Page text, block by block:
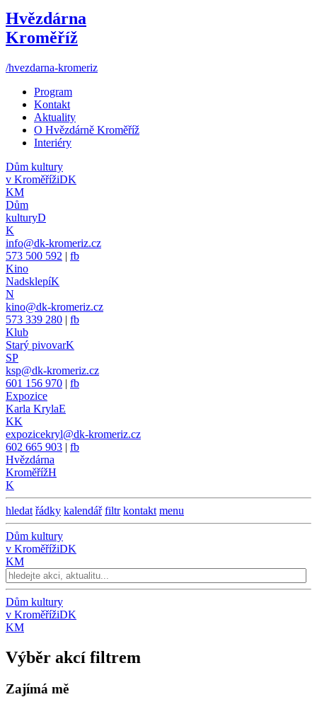
Hvězdárna
Kroměříž
/hvezdarna-kromeriz
Program
Kontakt
Aktuality
O Hvězdárně Kroměříž
Interiéry
Dům kultury
v KroměřížiDK
KM
Dům
kulturyD
K
info@dk-kromeriz.cz
573 500 592 | fb
Kino
NadsklepíK
N
kino@dk-kromeriz.cz
573 339 280 | fb
Klub
Starý pivovarK
SP
ksp@dk-kromeriz.cz
601 156 970 | fb
Expozice
Karla KrylaE
KK
expozicekryl@dk-kromeriz.cz
602 665 903 | fb
Hvězdárna
KroměřížH
K
hledat řádky kalendář filtr kontakt menu
Dům kultury
v KroměřížiDK
KM
Dům kultury
v KroměřížiDK
KM
Výběr akcí filtrem
Zajímá mě